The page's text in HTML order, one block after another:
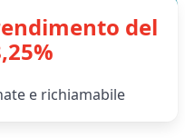
del
e richiamabile